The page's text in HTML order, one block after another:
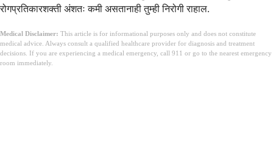
रोगप्रतिकारशक्ती अंशतः कमी असतानाही तुम्ही निरोगी राहाल.
Medical Disclaimer: This article is for informational purposes only and does not constitute
medical advice. Always consult a qualified healthcare provider for diagnosis and treatment
decisions. If you are experiencing a medical emergency, call 911 or go to the nearest emergency
room immediately.